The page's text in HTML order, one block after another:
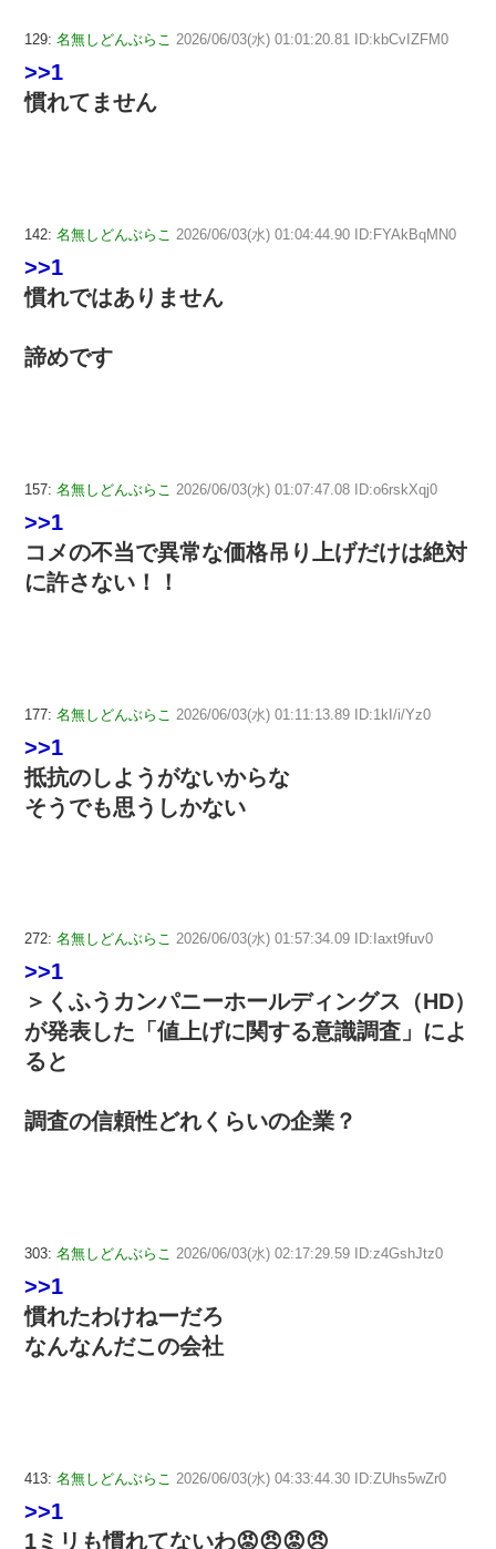
129: 名無しどんぶらこ 2026/06/03(水) 01:01:20.81 ID:kbCvIZFM0
>>1
慣れてません
142: 名無しどんぶらこ 2026/06/03(水) 01:04:44.90 ID:FYAkBqMN0
>>1
慣れではありません
諦めです
157: 名無しどんぶらこ 2026/06/03(水) 01:07:47.08 ID:o6rskXqj0
>>1
コメの不当で異常な価格吊り上げだけは絶対
に許さない！！
177: 名無しどんぶらこ 2026/06/03(水) 01:11:13.89 ID:1kI/i/Yz0
>>1
抵抗のしようがないからな
そうでも思うしかない
272: 名無しどんぶらこ 2026/06/03(水) 01:57:34.09 ID:Iaxt9fuv0
>>1
＞くふうカンパニーホールディングス（HD）
が発表した「値上げに関する意識調査」によ
ると
調査の信頼性どれくらいの企業？
303: 名無しどんぶらこ 2026/06/03(水) 02:17:29.59 ID:z4GshJtz0
>>1
慣れたわけねーだろ
なんなんだこの会社
413: 名無しどんぶらこ 2026/06/03(水) 04:33:44.30 ID:ZUhs5wZr0
>>1
1ミリも慣れてないわ😡😠😡😠